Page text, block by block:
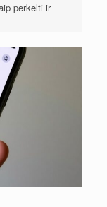
perkelti ir